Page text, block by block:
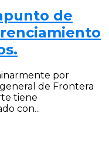
de
por
de Frontera
tiene
con...